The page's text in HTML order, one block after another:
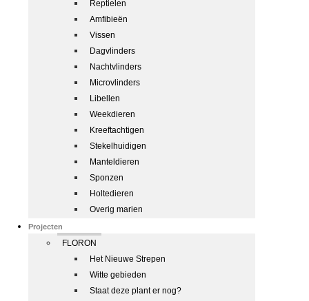
Reptielen
Amfibieën
Vissen
Dagvlinders
Nachtvlinders
Microvlinders
Libellen
Weekdieren
Kreeftachtigen
Stekelhuidigen
Manteldieren
Sponzen
Holtedieren
Overig marien
Projecten
FLORON
Het Nieuwe Strepen
Witte gebieden
Staat deze plant er nog?